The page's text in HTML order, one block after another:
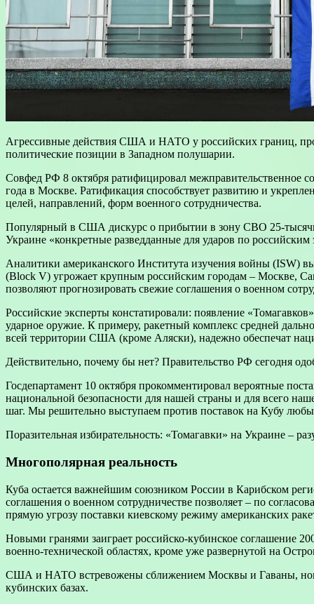
Агрессивные действия США и НАТО у российских границ,
политические позиции в Западном полушарии.
Совфед РФ 8 октября ратифицировал межправительственное
года в Москве. Ратификация способствует развитию и
целей, направлений, форм военного сотрудничества.
Популярный в США дискурс о прибытии в зону СВО 25-
Украине «конкретные разведданные для ударов по российским
Аналитики американского Института изучения войны (ISW)
(Block V) угрожает крупным российским городам – Москве,
позволяют прогнозировать свежие соглашения о военном
Российские эксперты констатировали: появление
ударное оружие. К примеру, ракетный комплекс средней
всей территории США (кроме Аляски), надежно обеспечат
Действительно, почему бы нет? Правительство РФ сегодня
Госдепартамент 10 октября прокомментировал вероятные
национальной безопасности для нашей страны и для всего
шаг. Мы решительно выступаем против поставок на Кубу
Поразительная избирательность: «Томагавки» на Украине –
Многополярная реальность
Куба остается важнейшим союзником России в Карибском
соглашения о военном сотрудничестве позволяет – по
прямую угрозу поставки киевскому режиму американских
Новыми гранями заиграет российско-кубинское соглашение
военно-технической областях, кроме уже развернутой на
США и НАТО встревожены сближением Москвы и Гаваны,
кубинских базах.